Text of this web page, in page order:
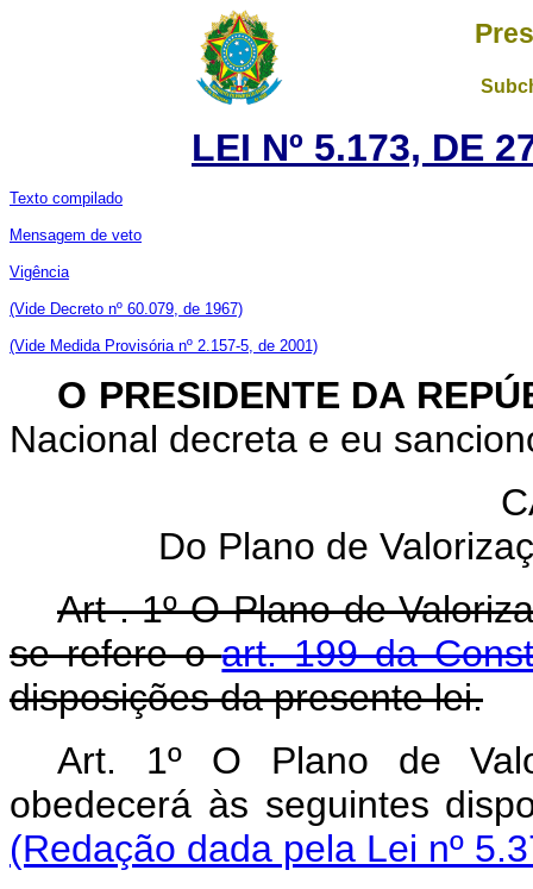
LEI Nº 5.173, DE
Texto compilado
Mensagem de veto
Vigência
(Vide Decreto nº 60.079, de 1967)
(Vide Medida Provisória nº 2.157-5, de 2001)
O PRESIDENTE DA
Nacional decreta e eu
Do Plano de
Art . 1º O Plano de
se refere oart. 199 da
disposições da presente lei.
Art. 1º O Plano de
obedecerá às
(Redação dada pela Lei nº